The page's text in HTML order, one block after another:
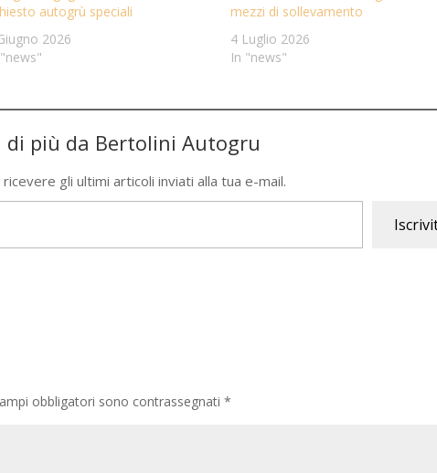
autogrù speciali
2026
mezzi di sollevamento
4 Luglio 2026
In "news"
di più da Bertolini Autogru
gli ultimi articoli inviati alla tua e-mail.
obbligatori sono contrassegnati*